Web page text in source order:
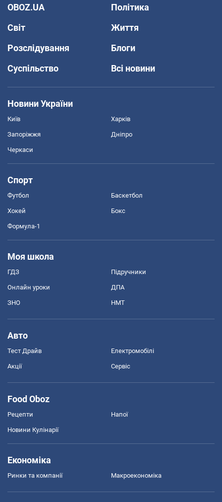
OBOZ.UA
Політика
Світ
Життя
Розслідування
Блоги
Суспільство
Всі новини
Новини України
Київ Харків
Запоріжжя Дніпро
Черкаси
Спорт
Футбол Баскетбол
Хокей Бокс
Формула-1
Моя школа
ГДЗ Підручники
Онлайн уроки ДПА
ЗНО НМТ
Авто
Тест Драйв Електромобілі
Акції Сервіс
Food Oboz
Рецепти Напої
Новини Кулінарії
Економіка
Ринки та компанії Макроекономіка